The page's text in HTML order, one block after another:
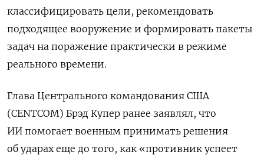
классифицировать цели, рекомендовать
подходящее вооружение и формировать пакеты
задач на поражение практически в режиме
реального времени.
Глава Центрального командования США
(CENTCOM) Брэд Купер ранее заявлял, что
ИИ помогает военным принимать решения
об ударах еще до того, как «противник успеет